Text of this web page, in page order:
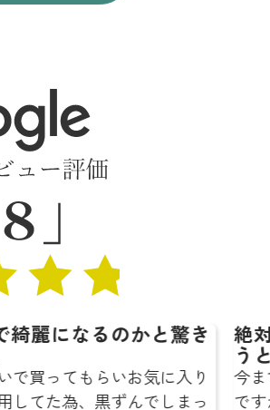
綺麗になるのかと驚き
で買ってもらいお気に入り
してた為、黒ずんでしまっ
絶
う
今ま
で